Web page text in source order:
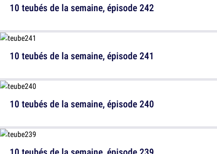
10 teubés de la semaine, épisode 241
10 teubés de la semaine, épisode 242
10 teubés de la semaine, épisode 240